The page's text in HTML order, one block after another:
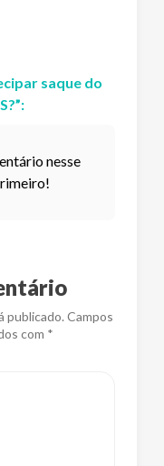
saque do
”:
nesse
publicado. Campos
com *